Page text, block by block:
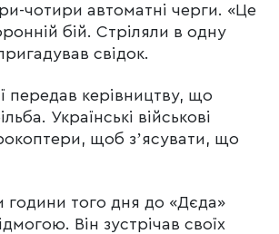
чотири автоматні черги. «Це
бій. Стріляли в одну
свідок.
передав керівництву, що
Українські військові
щоб зʼясувати, що
години того дня до «Дєда»
Він зустрічав своїх